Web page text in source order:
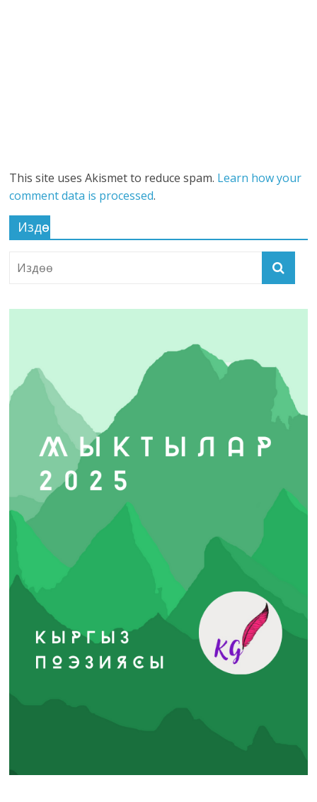
This site uses Akismet to reduce spam. Learn how your
comment data is processed.
Издөө